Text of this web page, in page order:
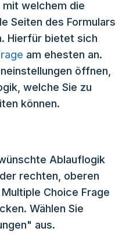
welchem die
Seiten des Formulars
Hierfür bietet sich
am ehesten an.
öffnen,
welche Sie zu
können.
Ablauflogik
rechten, oberen
Choice Frage
Wählen Sie
aus.